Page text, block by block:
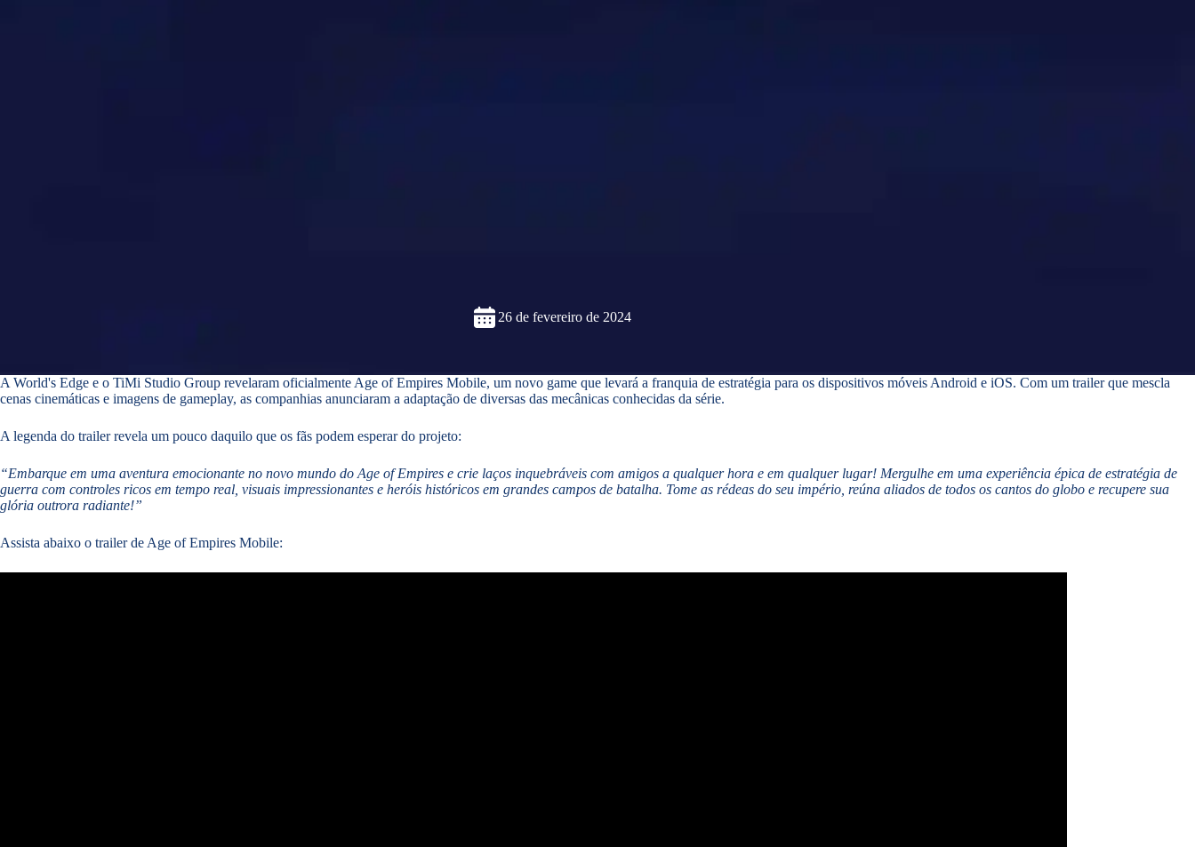
26 de fevereiro de 2024
A World's Edge e o TiMi Studio Group revelaram oficialmente Age of Empires Mobile, um novo game que levará a franquia de estratégia para os dispositivos móveis Android e iOS. Com um trailer que mescla
cenas cinemáticas e imagens de gameplay, as companhias anunciaram a adaptação de diversas das mecânicas conhecidas da série.
A legenda do trailer revela um pouco daquilo que os fãs podem esperar do projeto:
“Embarque em uma aventura emocionante no novo mundo do Age of Empires e crie laços inquebráveis ​​com amigos a qualquer hora e em qualquer lugar! Mergulhe em uma experiência épica de estratégia de
guerra com controles ricos em tempo real, visuais impressionantes e heróis históricos em grandes campos de batalha. Tome as rédeas do seu império, reúna aliados de todos os cantos do globo e recupere sua
glória outrora radiante!”
Assista abaixo o trailer de Age of Empires Mobile: